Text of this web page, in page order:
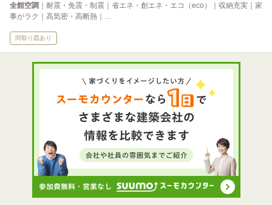
全館空調 ｜耐震・免震・制震｜省エネ・創エネ・エコ（eco）｜収納充実｜家
事がラク｜高気密・高断熱｜…
間取り図あり